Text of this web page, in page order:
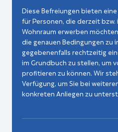
Diese Befreiungen bieten
für Personen, die derzeit
Wohnraum erwerben
die genauen Bedingungen zu
gegebenenfalls rechtzeitig
im Grundbuch zu stellen, um
profitieren zu können. Wir
Verfügung, um Sie bei
konkreten Anliegen zu